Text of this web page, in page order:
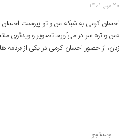
20 مهر, 1401
احسان کرمی به شبکه من و تو پیوست احسان
«من و تو» سر در می‌آورم! تصاویر و ویدئوی
زبان، از حضور احسان کرمی در یکی از